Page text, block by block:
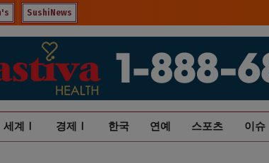
SushiNews
세계Ⅰ 경제Ⅰ 한국 연예 스포츠 이슈